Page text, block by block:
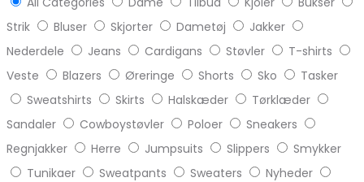
Strik
Bluser Skjorter Dametøj
Jakker
Nederdele
Jeans Cardigans Støvler
T-shirts
Veste
Blazers Øreringe Shorts Sko
Tasker
Sweatshirts
Skirts Halskæder
Tørklæder
Sandaler
Cowboystøvler Poloer
Sneakers
Regnjakker
Herre Jumpsuits Slippers
Smykker
Tunikaer
Sweatpants Sweaters
Nyheder